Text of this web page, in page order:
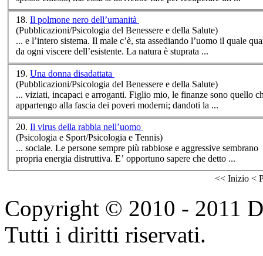
18. Il polmone nero dell’umanità
(Pubblicazioni/Psicologia del Benessere e della Salute)
... e l’intero sistema. Il male c’è, sta assediando l’uomo il
da ogni viscere dell’esistente. La natura è stuprata ...
19. Una donna disadattata
(Pubblicazioni/Psicologia del Benessere e della Salute)
... viziati, incapaci e arroganti. Figlio mio, le
appartengo alla fascia dei poveri moderni; dandoti la ...
20. Il virus della rabbia nell’uomo
(Psicologia e Sport/Psicologia e Tennis)
... sociale. Le persone sempre più rabbiose e aggressive
propria energia distruttiva. E’ opportuno sapere che detto ...
<< Inizio<
Copyright © 2010 - 2011
Tutti i diritti riservati.